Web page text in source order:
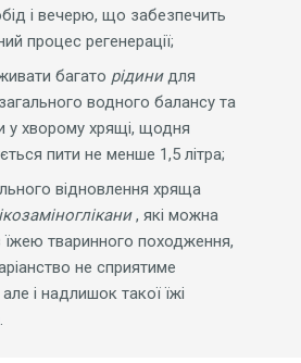
і вечерю, що забезпечить
процес регенерації;
багато рідинидля
водного балансу та
у хворому хрящі, щодня
пити не менше 1,5 літра;
відновлення хряща
, які можна
їжею тваринного походження,
не сприятиме
і надлишок такої їжі